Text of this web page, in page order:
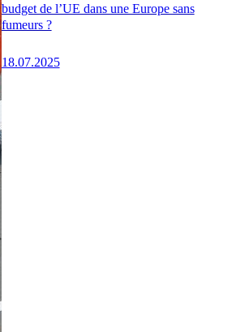
budget de l’UE dans une Europe sans
fumeurs ?
18.07.2025